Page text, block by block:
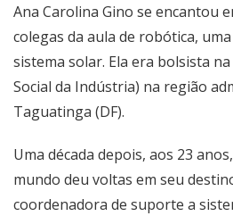
Ana Carolina Gino se encantou
colegas da aula de robótica,
sistema solar. Ela era bolsista na
Social da Indústria) na região
Taguatinga (DF).
Uma década depois, aos 23
mundo deu voltas em seu
coordenadora de suporte a